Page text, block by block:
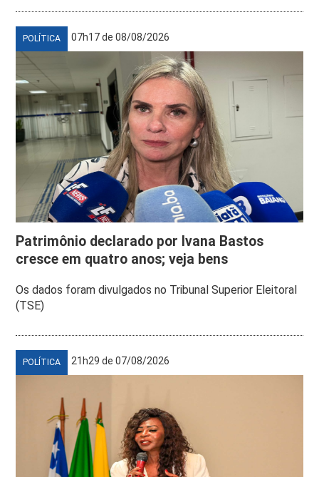
POLÍTICA 07h17 de 08/08/2026
Patrimônio declarado por Ivana Bastos
cresce em quatro anos; veja bens
Os dados foram divulgados no Tribunal Superior Eleitoral
(TSE)
POLÍTICA 21h29 de 07/08/2026